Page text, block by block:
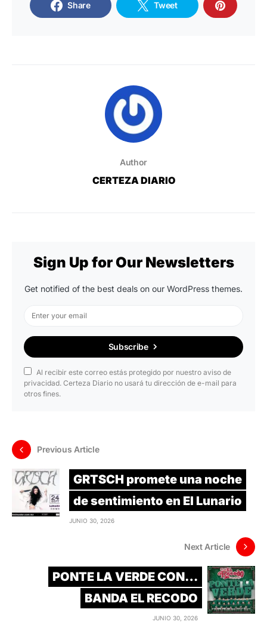
Share Tweet
Author
CERTEZA DIARIO
Sign Up for Our Newsletters
Get notified of the best deals on our WordPress themes.
Subscribe
Al recibir este correo estás protegido por nuestro aviso de
privacidad. Certeza Diario no usará tu dirección de e-mail para
otros fines.
Previous Article
GRTSCH promete una noche
de sentimiento en El Lunario
JUNIO 30, 2026
Next Article
PONTE LA VERDE CON…
BANDA EL RECODO
JUNIO 30, 2026